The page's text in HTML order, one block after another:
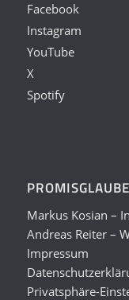
Facebook
Instagram
YouTube
X
Spotify
Markus Kosian –
Andreas Reiter –
Impressum
Privatsphäre-